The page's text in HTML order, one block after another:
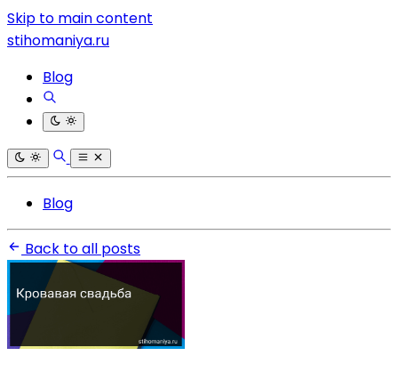
Skip to main content
stihomaniya.ru
Blog
Blog
Back to all posts